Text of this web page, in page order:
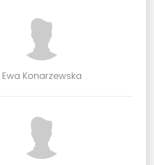
Ewa Konarzewska